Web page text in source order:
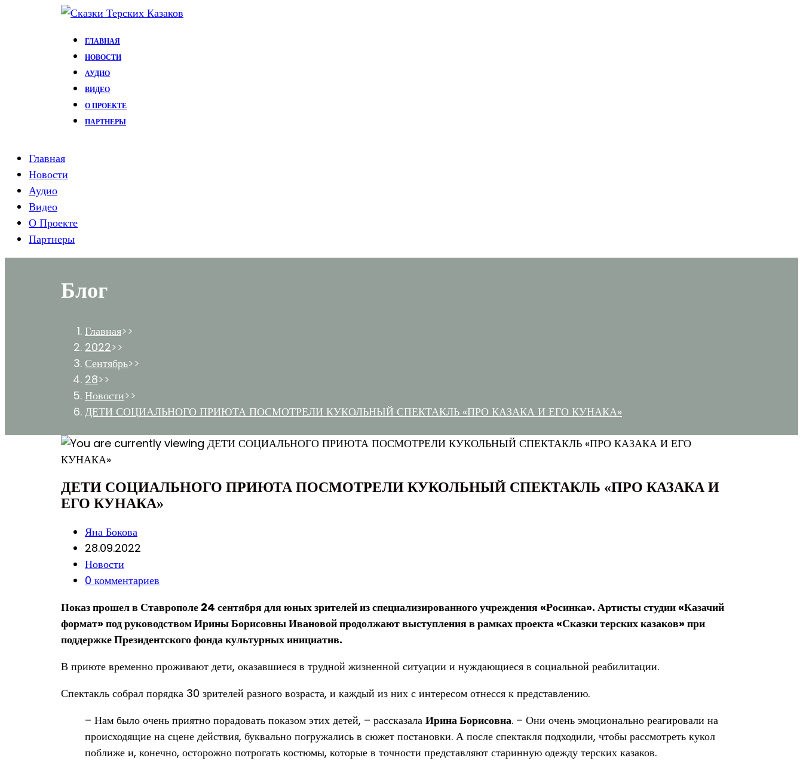
ГЛАВНАЯ
НОВОСТИ
АУДИО
ВИДЕО
О ПРОЕКТЕ
ПАРТНЕРЫ
Главная
Новости
Аудио
Видео
О Проекте
Партнеры
Блог
Главная>>
2022>>
Сентябрь>>
28>>
Новости>>
ДЕТИ СОЦИАЛЬНОГО ПРИЮТА ПОСМОТРЕЛИ КУКОЛЬНЫЙ СПЕКТАКЛЬ «ПРО КАЗАКА И ЕГО КУНАКА»
ДЕТИ СОЦИАЛЬНОГО ПРИЮТА ПОСМОТРЕЛИ КУКОЛЬНЫЙ СПЕКТАКЛЬ «ПРО КАЗАКА И
ЕГО КУНАКА»
Post
author:
Яна Бокова
Запись
опубликована:
28.09.2022
Post
category:
Новости
Post
0 комментариев
Показ прошел в Ставрополе 24 сентября для юных зрителей из специализированного учреждения «Росинка». Артисты студии «Казачий
формат» под руководством Ирины Борисовны Ивановой продолжают выступления в рамках проекта «Сказки терских казаков» при
поддержке Президентского фонда культурных инициатив.
В приюте временно проживают дети, оказавшиеся в трудной жизненной ситуации и нуждающиеся в социальной реабилитации.
Спектакль собрал порядка 30 зрителей разного возраста, и каждый из них с интересом отнесся к представлению.
– Нам было очень приятно порадовать показом этих детей, – рассказала Ирина Борисовна. – Они очень эмоционально реагировали на
происходящие на сцене действия, буквально погружались в сюжет постановки. А после спектакля подходили, чтобы рассмотреть кукол
поближе и, конечно, осторожно потрогать костюмы, которые в точности представляют старинную одежду терских казаков.